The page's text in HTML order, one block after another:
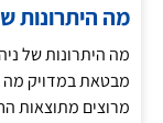
מה היתרונות
מה היתרונות של
מבטאת במדויק מה
מרוצים מתוצאות